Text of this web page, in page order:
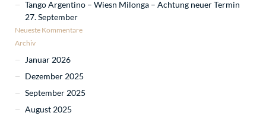
Tango Argentino – Wiesn Milonga – Achtung neuer Termin
27. September
Neueste Kommentare
Archiv
Januar 2026
Dezember 2025
September 2025
August 2025